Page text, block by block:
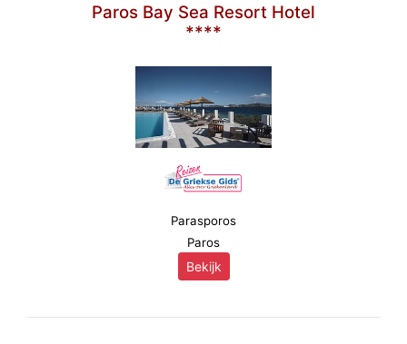
Paros Bay Sea Resort Hotel
****
Parasporos
Paros
Bekijk